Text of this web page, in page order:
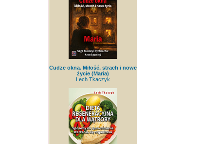
Cudze okna. Miłość, strach i nowe
życie (Maria)
Lech Tkaczyk